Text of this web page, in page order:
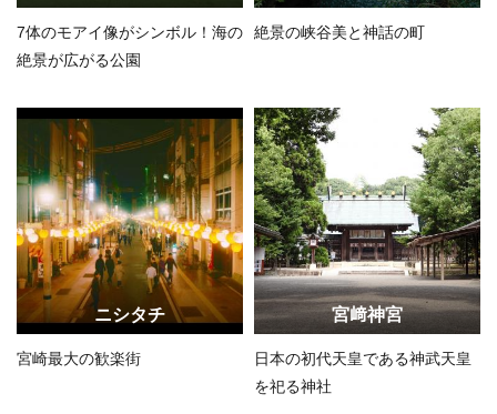
7体のモアイ像がシンボル！海の
絶景が広がる公園
絶景の峡谷美と神話の町
ニシタチ
宮崎最大の歓楽街
宮﨑神宮
日本の初代天皇である神武天皇
を祀る神社